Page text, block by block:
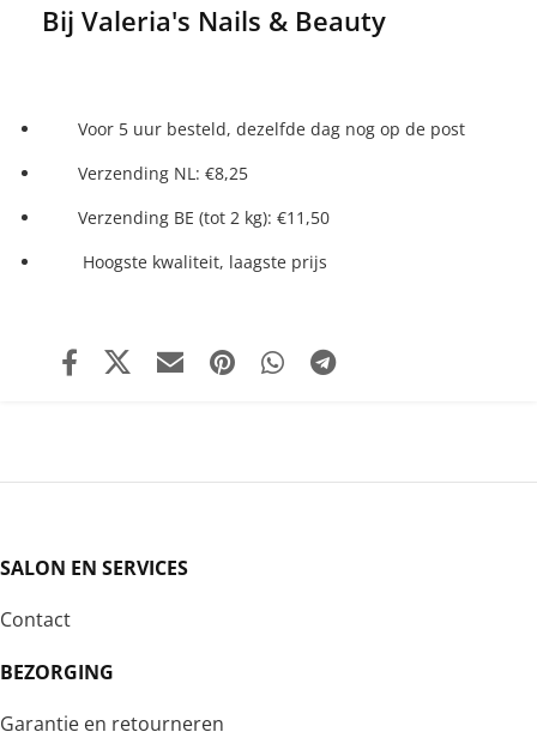
Bij Valeria's Nails & Beauty
Voor 5 uur besteld, dezelfde dag nog op de post
Verzending NL: €8,25
Verzending BE (tot 2 kg): €11,50
Hoogste kwaliteit, laagste prijs
SALON EN SERVICES
Contact
BEZORGING
Garantie en retourneren